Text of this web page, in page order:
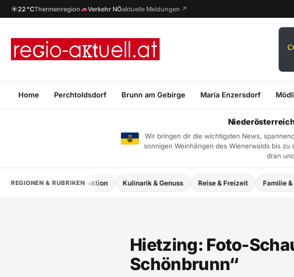
☀22 °CThermenregion Verkehr NÖaktuelle Meldungen ↗
Home Perchtoldsdorf Brunn am Gebirge Maria Enzersdorf
Wir bringen dir die wichtigsten News,
sonnigen Weinhängen des Wienerwalds bis
dran
REGIONEN & RUBRIKEN
NÖ Thermenregion Redaktion Kulinarik & Genuss Reise & Freizeit Familie &
Hietzing: Foto-
Schönbrunn“